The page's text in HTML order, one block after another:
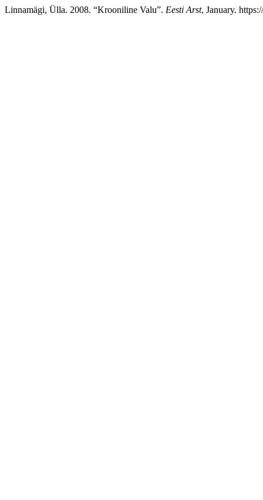
Linnamägi, Ülla. 2008. “Krooniline Valu”. Eesti Arst, January.